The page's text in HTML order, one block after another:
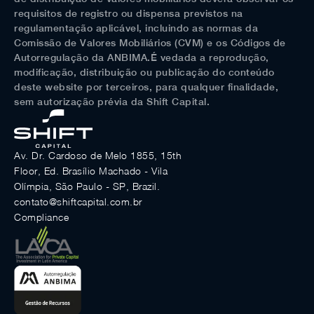
requisitos de registro ou dispensa previstos na
regulamentação aplicável, incluindo as normas da
Comissão de Valores Mobiliários (CVM) e os Códigos de
Autorregulação da ANBIMA.É vedada a reprodução,
modificação, distribuição ou publicação do conteúdo
deste website por terceiros, para qualquer finalidade,
sem autorização prévia da Shift Capital.
Av. Dr. Cardoso de Melo 1855, 15th
Floor, Ed. Brasílio Machado - Vila
Olímpia, São Paulo - SP, Brazil.
contato@shiftcapital.com.br
Compliance